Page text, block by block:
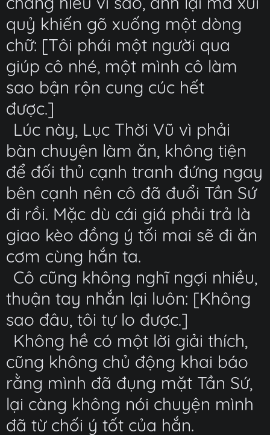
quỷ khiến gõ xuống một dòng
chữ: [Tôi phái một người qua
giúp cô nhé, một mình cô làm
sao bận rộn cung cúc hết
được.]
Lúc này, Lục Thời Vũ vì phải
bàn chuyện làm ăn, không tiện
để đối thủ cạnh tranh đứng ngay
bên cạnh nên cô đã đuổi Tần Sứ
đi rồi. Mặc dù cái giá phải trả là
giao kèo đồng ý tối mai sẽ đi ăn
cơm cùng hắn ta.
Cô cũng không nghĩ ngợi nhiều,
thuận tay nhắn lại luôn: [Không
sao đâu, tôi tự lo được.]
Không hề có một lời giải thích,
cũng không chủ động khai báo
rằng mình đã đụng mặt Tần Sứ,
lại càng không nói chuyện mình
đã từ chối ý tốt của hắn.